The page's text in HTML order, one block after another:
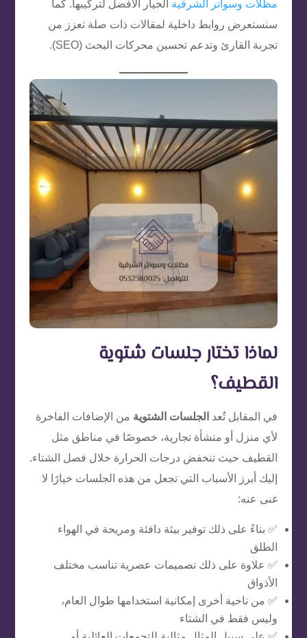
مظلات وسواتر الشرقية الخيار الأفضل لتركيبها. كما
سنستعرض روابط داخلية لمقالات ذات صلة تعزز من
تجربة القارئ وتدعم تحسين محركات البحث (SEO).
لماذا تختار جلسات شتوية
القطيف؟
في المقابل تُعد الجلسات الشتوية من الإضافات الفاخرة
لأي منزل أو منشأة تجارية، خصوصًا في مناطق مثل
القطيف حيث تنخفض درجات الحرارة خلال فصل الشتاء.
إليك أبرز الأسباب التي تجعل من هذه الجلسات خيارًا لا
غنى عنه:
✅ بناءً على ذلك توفير بيئة دافئة ومريحة في الهواء
الطلق
✅ علاوة على ذلك تصميمات عصرية تناسب مختلف
الأذواق
✅ من ناحية أخرى إمكانية استخدامها طوال العام،
وليس فقط في الشتاء